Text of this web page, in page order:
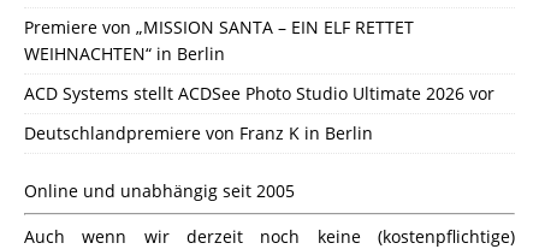
Premiere von „MISSION SANTA – EIN ELF RETTET
WEIHNACHTEN“ in Berlin
ACD Systems stellt ACDSee Photo Studio Ultimate 2026 vor
Deutschlandpremiere von Franz K in Berlin
Online und unabhängig seit 2005
Auch wenn wir derzeit noch keine (kostenpflichtige)